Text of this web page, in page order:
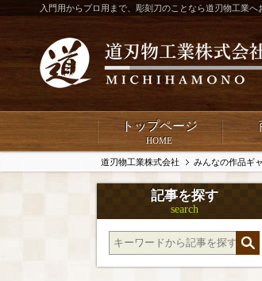
入門用からプロ用まで、彫刻刀のことなら道刃物工業へ
トップページ
HOME
道刃物工業株式会社 みんなの作品ギ
記事を探す
search